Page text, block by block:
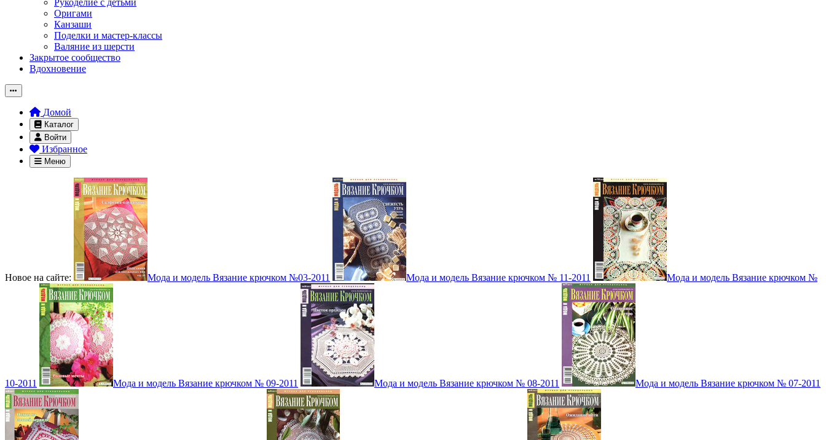
Рукоделие с детьми
Оригами
Канзаши
Поделки и мастер-классы
Валяние из шерсти
Закрытое сообщество
Вдохновение
Домой
Каталог
Войти
Избранное
Меню
Новое на сайте: Мода и модель Вязание крючком №03-2011 Мода и модель Вязание крючком № 11-2011 Мода и модель Вязание крючком №
10-2011 Мода и модель Вязание крючком № 09-2011 Мода и модель Вязание крючком № 08-2011 Мода и модель Вязание крючком № 07-2011